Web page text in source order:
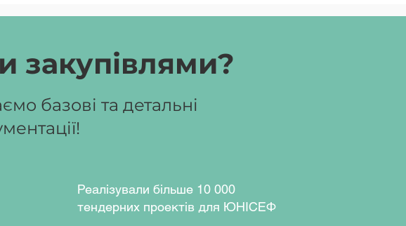
закупівлями?
базові та детальні
Реалізували більше 10 000
тендерних проектів для ЮНІСЕФ